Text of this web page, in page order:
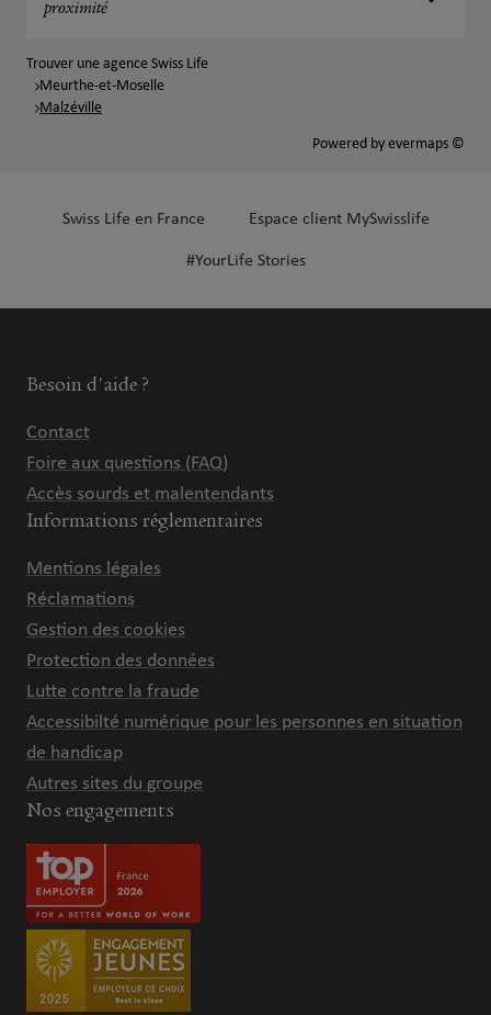
proximité
Trouver une agence Swiss Life
Meurthe-et-Moselle
Malzéville
Powered by evermaps ©
Swiss Life en France Espace client MySwisslife
#YourLife Stories
Besoin d'aide ?
Contact
Foire aux questions (FAQ)
Accès sourds et malentendants
Informations réglementaires
Mentions légales
Réclamations
Gestion des cookies
Protection des données
Lutte contre la fraude
Accessibilté numérique pour les personnes en situation
de handicap
Autres sites du groupe
Nos engagements